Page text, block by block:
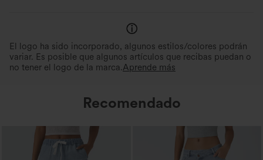
El logo ha sido incorporado, algunos estilos/colores podrán
variar. Es posible que algunos artículos que recibas puedan o
no tener el logo de la marca.Aprende más
Recomendado